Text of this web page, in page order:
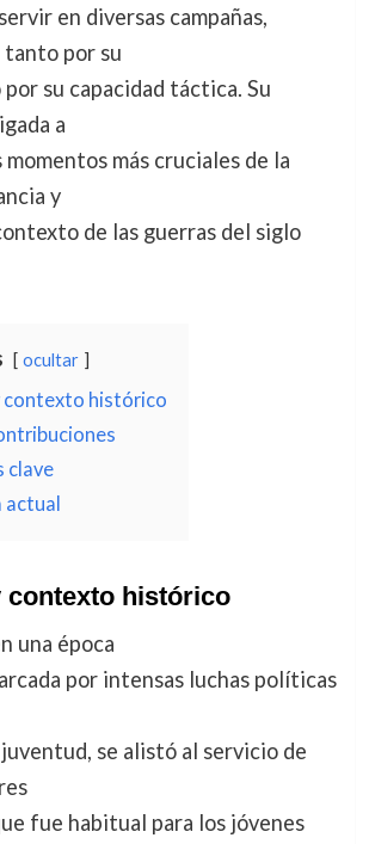
en diversas campañas,
tanto por su
su capacidad táctica. Su
a
momentos más cruciales de la
y
de las guerras del siglo
ocultar
contexto histórico
clave
actual
contexto histórico
una época
por intensas luchas políticas
juventud, se alistó al servicio de
fue habitual para los jóvenes